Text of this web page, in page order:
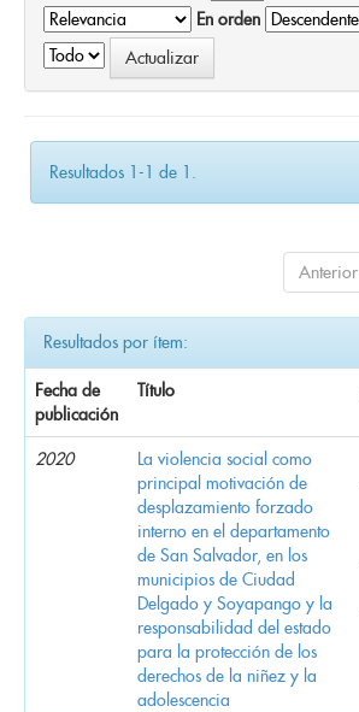
En orden
Resultados 1-1 de 1.
Anterior
Resultados por ítem:
Fecha de
publicación
Título
2020
La violencia social como
principal motivación de
desplazamiento forzado
interno en el departamento
de San Salvador, en los
municipios de Ciudad
Delgado y Soyapango y la
responsabilidad del estado
para la protección de los
derechos de la niñez y la
adolescencia